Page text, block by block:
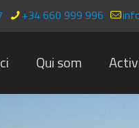
+34 660 999 996
Qui som